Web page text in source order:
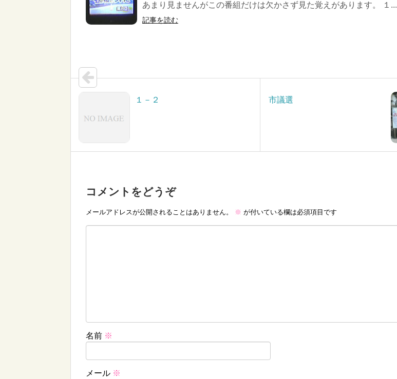
あまり見ませんがこの番組だけは欠かさず見た覚えがあります。 １...
記事を読む
１－２ 市議選
コメントをどうぞ
メールアドレスが公開されることはありません。 ※ が付いている欄は必須項目です
名前 ※
メール ※